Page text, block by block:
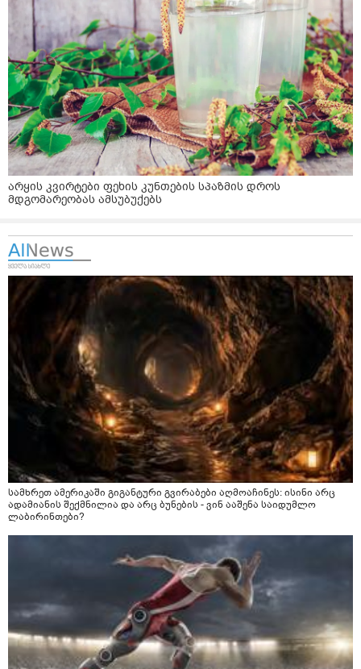
არყის კვირტები ფეხის კუნთების სპაზმის დროს
მდგომარეობას ამსუბუქებს
სამხრეთ ამერიკაში გიგანტური გვირაბები აღმოაჩინეს: ისინი არც
ადამიანის შექმნილია და არც ბუნების - ვინ ააშენა საიდუმლო
ლაბირინთები?